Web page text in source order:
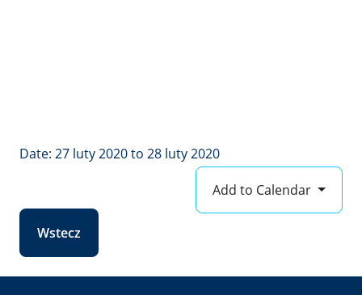
Date: 27 luty 2020 to 28 luty 2020
Add to Calendar
Wstecz